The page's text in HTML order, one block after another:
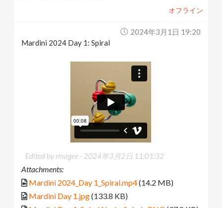
オフライン
2024年3月1日 19:20
Mardini 2024 Day 1: Spiral
Edited by rmagee - 2024年3月2日 11:01:32
Attachments:
Mardini 2024_Day 1_Spiral.mp4(14.2 MB)
Mardini Day 1.jpg(133.8 KB)